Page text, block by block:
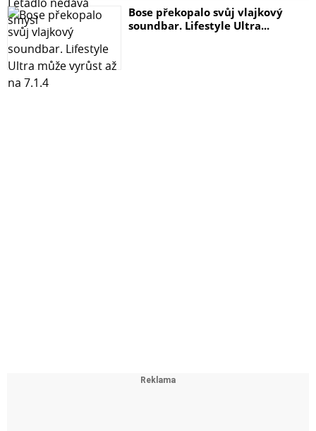
Bose překopalo svůj vlajkový
soundbar. Lifestyle Ultra...